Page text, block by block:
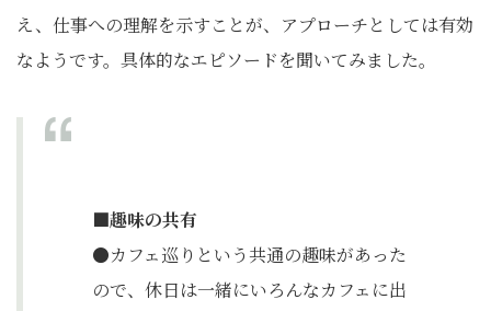
え、仕事への理解を示すことが、アプローチとしては有効
なようです。具体的なエピソードを聞いてみました。
■趣味の共有
●カフェ巡りという共通の趣味があった
ので、休日は一緒にいろんなカフェに出